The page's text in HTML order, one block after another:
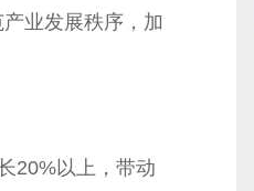
业发展秩序，加
20%以上，带动